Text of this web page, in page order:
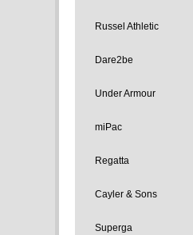
Russel Athletic
Dare2be
Under Armour
miPac
Regatta
Cayler & Sons
Superga